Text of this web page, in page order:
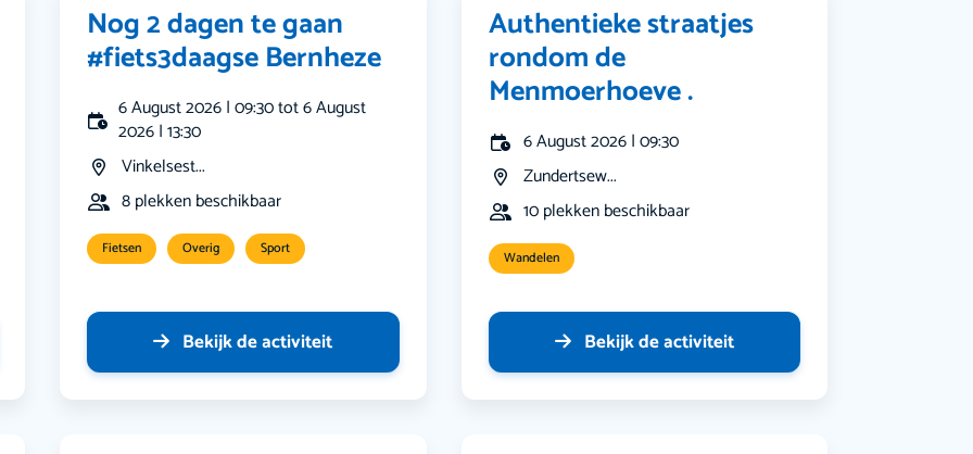
Nog 2 dagen te gaan
#fiets3daagse Bernheze
6 August 2026 | 09:30 tot 6 August
2026 | 13:30
Vinkelsest...
8 plekken beschikbaar
Fietsen Overig Sport
Bekijk de activiteit
Authentieke straatjes
rondom de
Menmoerhoeve .
6 August 2026 | 09:30
Zundertsew...
10 plekken beschikbaar
Wandelen
Bekijk de activiteit